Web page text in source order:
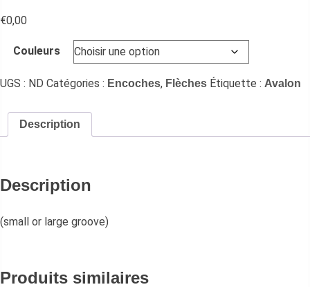
€0,00
Couleurs
UGS : ND Catégories : Encoches, Flèches Étiquette : Avalon
Description
Description
(small or large groove)
Produits similaires